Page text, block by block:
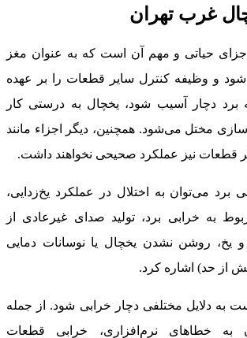
غرب تهران
حیاتی و مهم آن است که به عنوان مغز
و وظیفه کنترل سایر قطعات را بر عهده
برد دچار آسیب شود، یخچال به درستی کار
مختل می‌شود. همچنین، دیگر اجزاء مانند
قطعات نیز عملکرد صحیحی نخواهند داشت.
برد می‌توان به اختلال در عملکرد یخ‌زدایی،
به خرابی برد، تولید صدای غیرعادی از
و یخ، روشن نشدن یخچال یا نوسانات دمایی
از حد) اشاره کرد.
به دلایل مختلفی دچار خرابی شود. از جمله
به خطاهای نرم‌افزاری، خرابی قطعات